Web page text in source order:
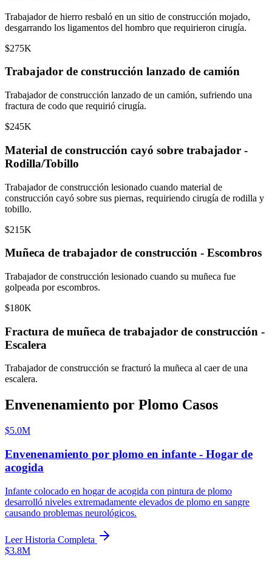
Trabajador de hierro resbaló en un sitio de construcción mojado,
desgarrando los ligamentos del hombro que requirieron cirugía.
$275K
Trabajador de construcción lanzado de camión
Trabajador de construcción lanzado de un camión, sufriendo una
fractura de codo que requirió cirugía.
$245K
Material de construcción cayó sobre trabajador -
Rodilla/Tobillo
Trabajador de construcción lesionado cuando material de
construcción cayó sobre sus piernas, requiriendo cirugía de rodilla y
tobillo.
$215K
Muñeca de trabajador de construcción - Escombros
Trabajador de construcción lesionado cuando su muñeca fue
golpeada por escombros.
$180K
Fractura de muñeca de trabajador de construcción -
Escalera
Trabajador de construcción se fracturó la muñeca al caer de una
escalera.
Envenenamiento por Plomo Casos
$5.0M
Envenenamiento por plomo en infante - Hogar de
acogida
Infante colocado en hogar de acogida con pintura de plomo
desarrolló niveles extremadamente elevados de plomo en sangre
causando problemas neurológicos.
Leer Historia Completa
$3.8M